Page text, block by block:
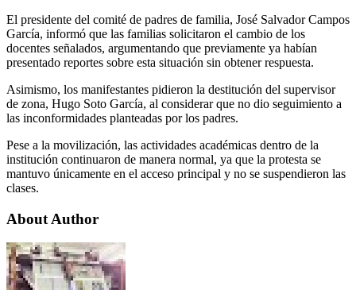
El presidente del comité de padres de familia, José Salvador Campos
García, informó que las familias solicitaron el cambio de los
docentes señalados, argumentando que previamente ya habían
presentado reportes sobre esta situación sin obtener respuesta.
Asimismo, los manifestantes pidieron la destitución del supervisor
de zona, Hugo Soto García, al considerar que no dio seguimiento a
las inconformidades planteadas por los padres.
Pese a la movilización, las actividades académicas dentro de la
institución continuaron de manera normal, ya que la protesta se
mantuvo únicamente en el acceso principal y no se suspendieron las
clases.
About Author